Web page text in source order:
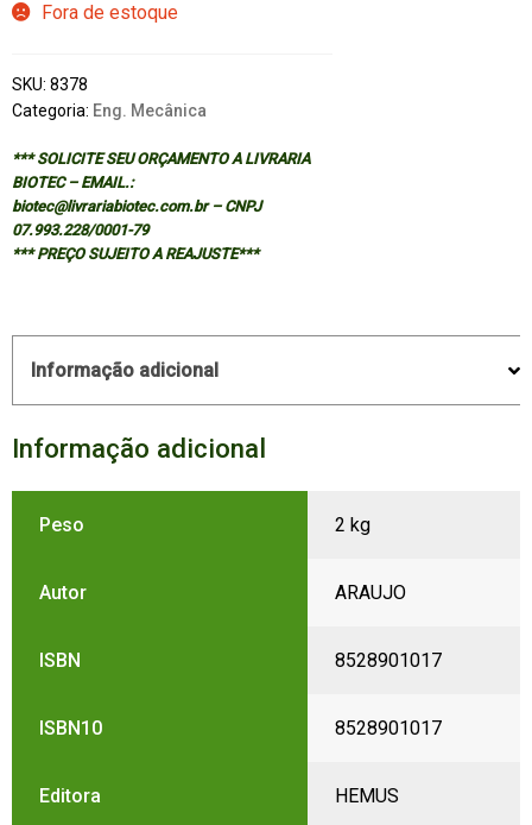
Fora de estoque
SKU: 8378
Categoria: Eng. Mecânica
*** SOLICITE SEU ORÇAMENTO A LIVRARIA
BIOTEC – EMAIL.:
biotec@livrariabiotec.com.br – CNPJ
07.993.228/0001-79
*** PREÇO SUJEITO A REAJUSTE***
Informação adicional
Informação adicional
Peso 2 kg
Autor ARAUJO
ISBN 8528901017
ISBN10 8528901017
Editora HEMUS